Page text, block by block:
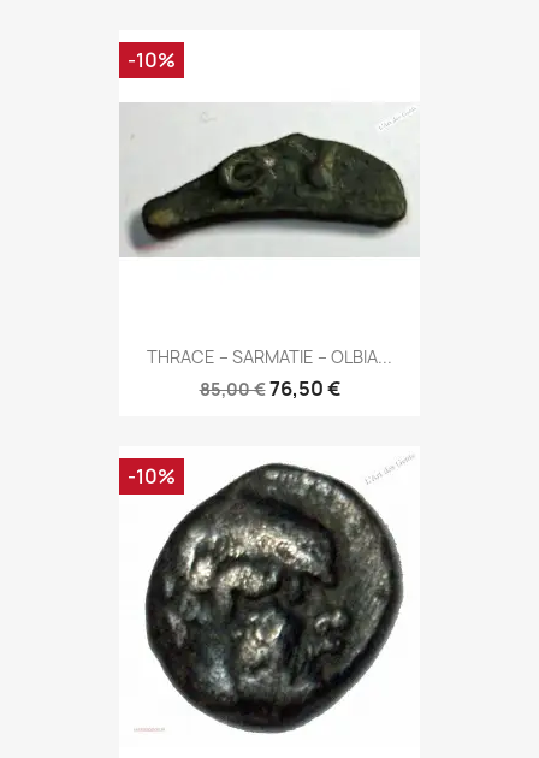
THRACE – SARMATIE – OLBIA...
85,00 €76,50 €
-10%
-10%